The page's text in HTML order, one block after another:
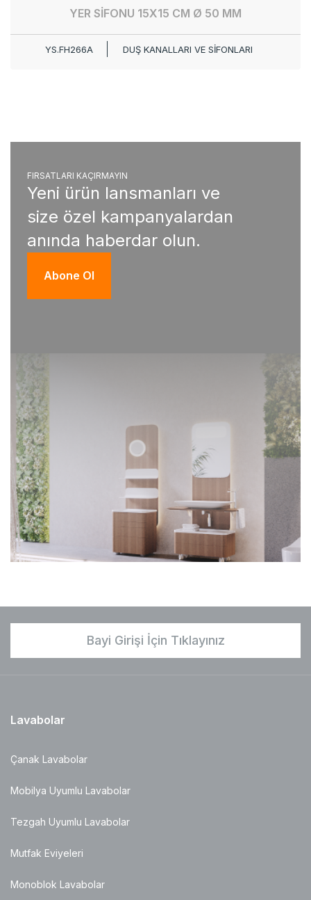
YER SİFONU 15X15 CM Ø 50 MM
YS.FH266A DUŞ KANALLARI VE SİFONLARI
FIRSATLARI KAÇIRMAYIN
Yeni ürün lansmanları ve
size özel kampanyalardan
anında haberdar olun.
Abone Ol
Bayi Girişi İçin Tıklayınız
Lavabolar
Çanak Lavabolar
Mobilya Uyumlu Lavabolar
Tezgah Uyumlu Lavabolar
Mutfak Eviyeleri
Monoblok Lavabolar